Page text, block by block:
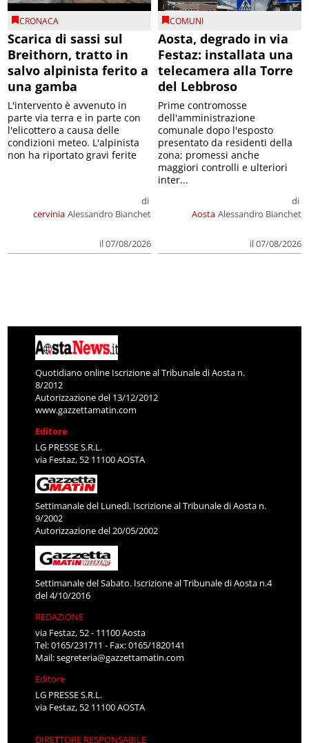
CRONACA
Scarica di sassi sul
Breithorn, tratto in
salvo alpinista ferito a
una gamba
cervinia
di
Alessandro Bianchet
il 07/08/2026
L'intervento è avvenuto in
parte via terra e in parte con
l'elicottero a causa delle
condizioni meteo. L'alpinista
non ha riportato gravi ferite
COMUNI
Aosta, degrado in via
Festaz: installata una
telecamera alla Torre
del Lebbroso
Aosta
di
Alessandro Bianchet
il 07/08/2026
Prime contromosse
dell'amministrazione
comunale dopo l'esposto
presentato da residenti della
zona; promessi anche
maggiori controlli e ulteriori
inter...
Quotidiano online Iscrizione al Tribunale di Aosta n.
8/2012
Autorizzazione del 13/12/2012
www.gazzettamatin.com
Editore
LG PRESSE S.R.L.
via Festaz, 52 11100 AOSTA
Settimanale del Lunedì. Iscrizione al Tribunale di Aosta n.
9/2002
Autorizzazione del 20/05/2002
Settimanale del Sabato. Iscrizione al Tribunale di Aosta n.4
del 4/10/2016
REDAZIONE
via Festaz, 52 - 11100 Aosta
Tel: 0165/231711 - Fax: 0165/1820141
Mail:segreteria@gazzettamatin.com
Editore
LG PRESSE S.R.L.
via Festaz, 52 11100 AOSTA
DIRETTORE RESPONSABILE